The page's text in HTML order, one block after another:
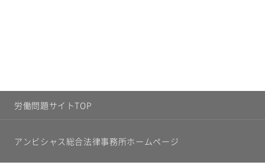
労働問題サイトTOP
アンビシャス総合法律事務所ホームページ